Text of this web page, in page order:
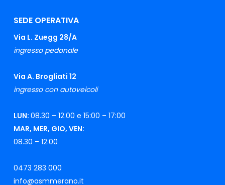
SEDE OPERATIVA
Via L. Zuegg 28/A
ingresso pedonale
Via A. Brogliati 12
ingresso con autoveicoli
LUN: 08.30 – 12.00 e 15:00 – 17:00
MAR, MER, GIO, VEN:
08.30 – 12.00
0473 283 000
info@asmmerano.it